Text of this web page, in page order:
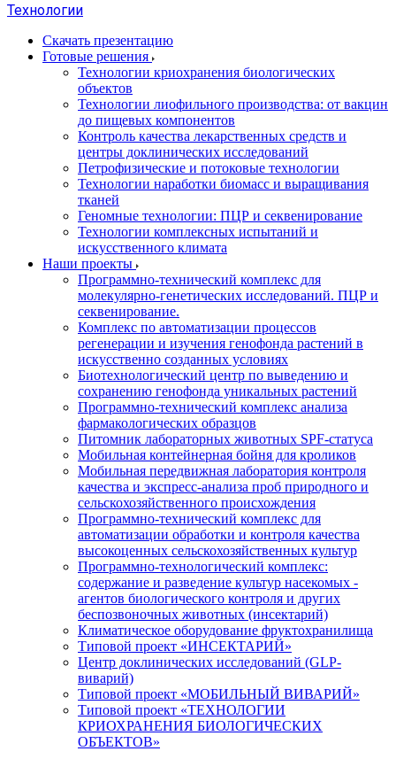
Технологии
Скачать презентацию
Готовые решения
Технологии криохранения биологических
объектов
Технологии лиофильного производства: от вакцин
до пищевых компонентов
Контроль качества лекарственных средств и
центры доклинических исследований
Петрофизические и потоковые технологии
Технологии наработки биомасс и выращивания
тканей
Геномные технологии: ПЦР и секвенирование
Технологии комплексных испытаний и
искусственного климата
Наши проекты
Программно-технический комплекс для
молекулярно-генетических исследований. ПЦР и
секвенирование.
Комплекс по автоматизации процессов
регенерации и изучения генофонда растений в
искусственно созданных условиях
Биотехнологический центр по выведению и
сохранению генофонда уникальных растений
Программно-технический комплекс анализа
фармакологических образцов
Питомник лабораторных животных SPF-статуса
Мобильная контейнерная бойня для кроликов
Мобильная передвижная лаборатория контроля
качества и экспресс-анализа проб природного и
сельскохозяйственного происхождения
Программно-технический комплекс для
автоматизации обработки и контроля качества
высокоценных сельскохозяйственных культур
Программно-технологический комплекс:
содержание и разведение культур насекомых -
агентов биологического контроля и других
беспозвоночных животных (инсектарий)
Климатическое оборудование фруктохранилища
Типовой проект «ИНСЕКТАРИЙ»
Центр доклинических исследований (GLP-
виварий)
Типовой проект «МОБИЛЬНЫЙ ВИВАРИЙ»
Типовой проект «ТЕХНОЛОГИИ
КРИОХРАНЕНИЯ БИОЛОГИЧЕСКИХ
ОБЪЕКТОВ»